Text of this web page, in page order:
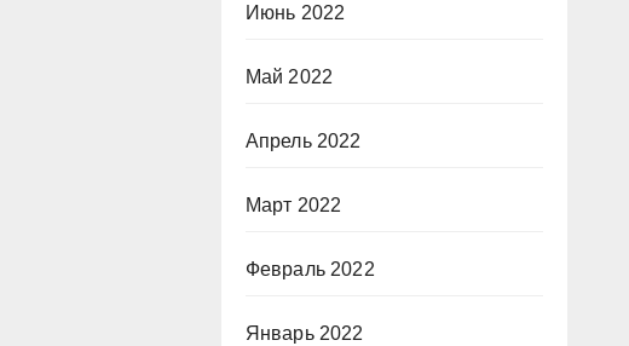
Июнь 2022
Май 2022
Апрель 2022
Март 2022
Февраль 2022
Январь 2022